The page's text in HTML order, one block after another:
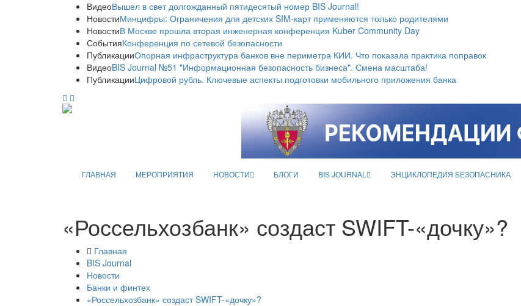
ВидеоВышел в свет долгожданный пятидесятый номер BIS Journal!
НовостиМинцифры: Ограничения для детских SIM-карт применяются только родителями
НовостиВ Москве прошла вторая инженерная конференция Kuber Community Day
СобытияКонференция по сетевой безопасности
ПубликацииОпорная инфраструктура банков вне периметра КИИ. Что показала практика поправок
ВидеоBIS Journal №51 "Информационная безопасность бизнеса". Смена масштаба!
ПубликацииЦифровой рубль. Ключевые аспекты подготовки мобильного приложения банка
ГЛАВНАЯ МЕРОПРИЯТИЯ НОВОСТИ БЛОГИ BIS JOURNAL ЭНЦИКЛОПЕДИЯ БЕЗОПАСНИКА
«Россельхозбанк» создаст SWIFT-«дочку»?
Главная
BIS Journal
Новости
Банки и финтех
«Россельхозбанк» создаст SWIFT-«дочку»?